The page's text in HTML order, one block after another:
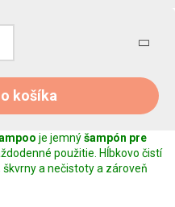
košíka
je jemnýšampón pre
použitie. Hĺbkovo čistí
a nečistoty a zároveň